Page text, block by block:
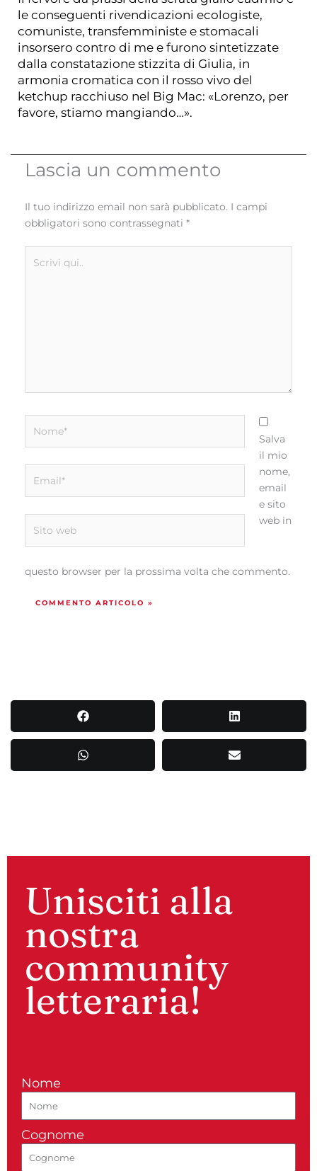
le conseguenti rivendicazioni ecologiste,
comuniste, transfemministe e stomacali
insorsero contro di me e furono sintetizzate
dalla constatazione stizzita di Giulia, in
armonia cromatica con il rosso vivo del
ketchup racchiuso nel Big Mac: «Lorenzo, per
favore, stiamo mangiando…».
Lascia un commento
Il tuo indirizzo email non sarà pubblicato. I campi
obbligatori sono contrassegnati *
qui..
web
Salva
il mio
nome,
email
e sito
web in
questo browser per la prossima volta che commento.
Unisciti alla
nostra
community
letteraria!
Nome
Cognome